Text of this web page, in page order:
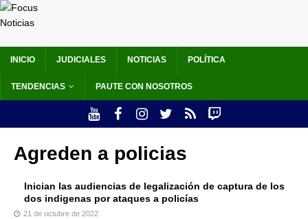
INICIO JUDICIALES NOTICIAS POLÍTICA
TENDENCIAS PAUTE CON NOSOTROS
Agreden a policias
Inician las audiencias de legalización de captura de los
dos indigenas por ataques a policías
21 de octubre de 2022